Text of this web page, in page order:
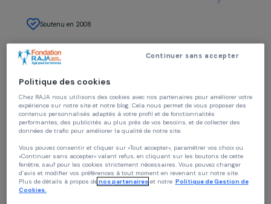
Femmes d'Afrique, Femmes d'Avenir
République du Congo (Brazzaville),
Soutenu en 2008
Présentation du projet
Le projet
Politique des cookies
Chez RAJA nous utilisons des cookies avec nos partenaires pour améliorer
expérience sur notre site et notre blog. Cela nous permet de vous proposer
contenus personnalisés adaptés à votre profil et de fonctionnalités
performantes, des publicités au plus près de vos besoins, et de collecter des
données de trafic pour améliorer la qualité de notre site.
Continuer sans accepter